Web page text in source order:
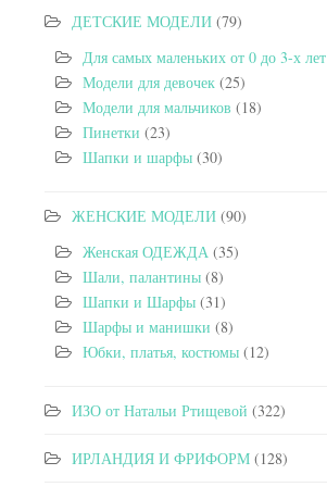
ДЕТСКИЕ МОДЕЛИ (79)
Для самых маленьких от 0 до 3-х лет
Модели для девочек (25)
Модели для мальчиков (18)
Пинетки (23)
Шапки и шарфы (30)
ЖЕНСКИЕ МОДЕЛИ (90)
Женская ОДЕЖДА (35)
Шали, палантины (8)
Шапки и Шарфы (31)
Шарфы и манишки (8)
Юбки, платья, костюмы (12)
ИЗО от Натальи Ртищевой (322)
ИРЛАНДИЯ И ФРИФОРМ (128)